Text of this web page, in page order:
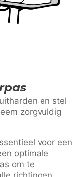
en stel
zorgvuldig
voor een
optimale
om te
richtingen